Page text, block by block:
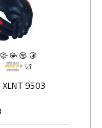
XLNT 9503